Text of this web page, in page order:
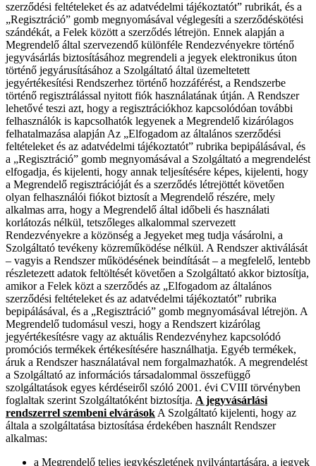
szerződési feltételeket és az adatvédelmi tájékoztatót” rubrikát, és a
„Regisztráció” gomb megnyomásával véglegesíti a szerződéskötési
szándékát, a Felek között a szerződés létrejön. Ennek alapján a
Megrendelő által szervezendő különféle Rendezvényekre történő
jegyvásárlás biztosításához megrendeli a jegyek elektronikus úton
történő jegyárusításához a Szolgáltató által üzemeltetett
jegyértékesítési Rendszerhez történő hozzáférést, a Rendszerbe
történő regisztrálással nyitott fiók használatának útján. A Rendszer
lehetővé teszi azt, hogy a regisztrációkhoz kapcsolódóan további
felhasználók is kapcsolhatók legyenek a Megrendelő kizárólagos
felhatalmazása alapján Az „Elfogadom az általános szerződési
feltételeket és az adatvédelmi tájékoztatót” rubrika bepipálásával, és
a „Regisztráció” gomb megnyomásával a Szolgáltató a megrendelést
elfogadja, és kijelenti, hogy annak teljesítésére képes, kijelenti, hogy
a Megrendelő regisztrációját és a szerződés létrejöttét követően
olyan felhasználói fiókot biztosít a Megrendelő részére, mely
alkalmas arra, hogy a Megrendelő által időbeli és használati
korlátozás nélkül, tetszőleges alkalommal szervezett
Rendezvényekre a közönség a Jegyeket meg tudja vásárolni, a
Szolgáltató tevékeny közreműködése nélkül. A Rendszer aktiválását
– vagyis a Rendszer működésének beindítását – a megfelelő, lentebb
részletezett adatok feltöltését követően a Szolgáltató akkor biztosítja,
amikor a Felek közt a szerződés az „Elfogadom az általános
szerződési feltételeket és az adatvédelmi tájékoztatót” rubrika
bepipálásával, és a „Regisztráció” gomb megnyomásával létrejön. A
Megrendelő tudomásul veszi, hogy a Rendszert kizárólag
jegyértékesítésre vagy az aktuális Rendezvényhez kapcsolódó
promóciós termékek értékesítésére használhatja. Egyéb termékek,
áruk a Rendszer használatával nem forgalmazhatók. A megrendelést
a Szolgáltató az információs társadalommal összefüggő
szolgáltatások egyes kérdéseiről szóló 2001. évi CVIII törvényben
foglaltak szerint Szolgáltatóként biztosítja. A jegyvásárlási
rendszerrel szembeni elvárások A Szolgáltató kijelenti, hogy az
általa a szolgáltatása biztosítása érdekében használt Rendszer
alkalmas:
a Megrendelő teljes jegykészletének nyilvántartására, a jegyek